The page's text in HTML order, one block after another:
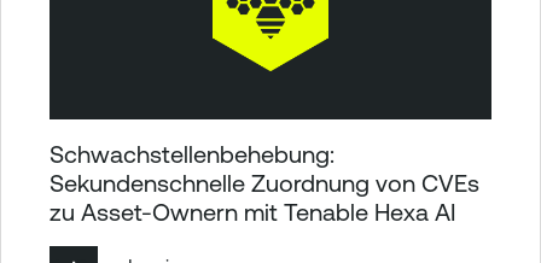
Schwachstellenbehebung:
Sekundenschnelle Zuordnung von CVEs
zu Asset-Ownern mit Tenable Hexa AI